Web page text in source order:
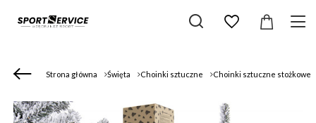
Strona główna Święta Choinki sztuczne Choinki sztuczne stożkowe